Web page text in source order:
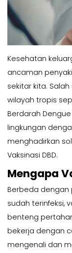
Kesehatan
ancaman
sekitar kita.
wilayah tropis
Berdarah
lingkungan
menghadirkan
Vaksinasi DBD.
Mengapa
Berbeda dengan
sudah terinfeksi,
benteng
bekerja dengan
mengenali dan